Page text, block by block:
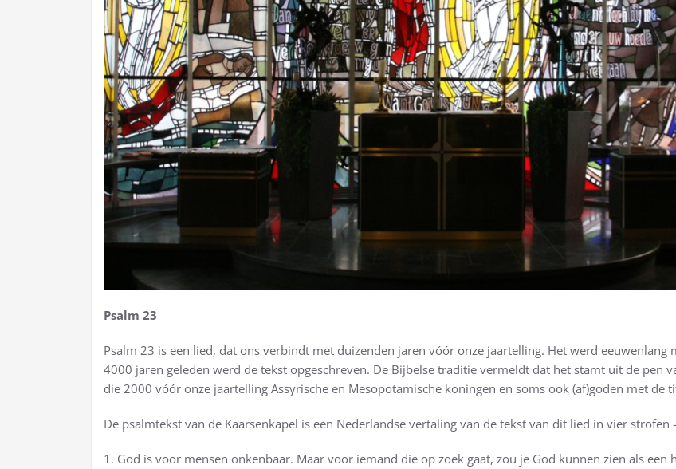
Psalm 23
Psalm 23 is een lied, dat ons verbindt met duizenden jaren vóór onze jaartelling. Het werd eeuwenlang
4000 jaren geleden werd de tekst opgeschreven. De Bijbelse traditie vermeldt dat het stamt uit de pen
die 2000 vóór onze jaartelling Assyrische en Mesopotamische koningen en soms ook (af)goden met de
De psalmtekst van de Kaarsenkapel is een Nederlandse vertaling van de tekst van dit lied in vier strofen
1. God is voor mensen onkenbaar. Maar voor iemand die op zoek gaat, zou je God kunnen zien als